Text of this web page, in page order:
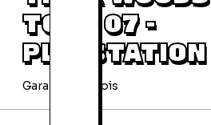
TOUR 07 -
Garantie 24 mois